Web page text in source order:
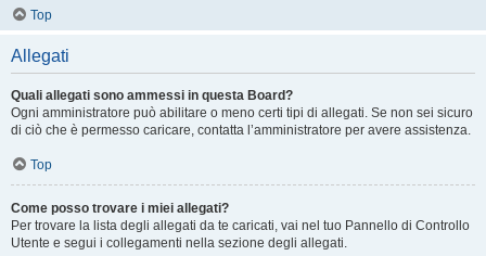
Top
Allegati
Quali allegati sono ammessi in questa Board?
Ogni amministratore può abilitare o meno certi tipi di allegati. Se non sei sicuro
di ciò che è permesso caricare, contatta l’amministratore per avere assistenza.
Top
Come posso trovare i miei allegati?
Per trovare la lista degli allegati da te caricati, vai nel tuo Pannello di Controllo
Utente e segui i collegamenti nella sezione degli allegati.